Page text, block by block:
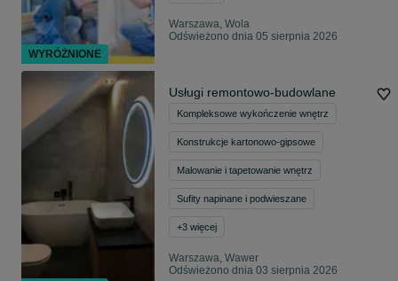
Warszawa, Wola
Odświeżono dnia 05 sierpnia 2026
Usługi remontowo-budowlane
Kompleksowe wykończenie wnętrz
Konstrukcje kartonowo-gipsowe
Malowanie i tapetowanie wnętrz
Sufity napinane i podwieszane
+3 więcej
Warszawa, Wawer
Odświeżono dnia 03 sierpnia 2026
WYRÓŻNIONE